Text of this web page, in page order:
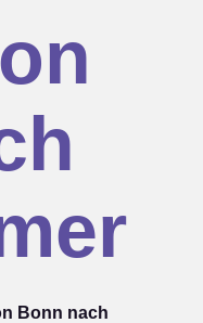
Bonn nach